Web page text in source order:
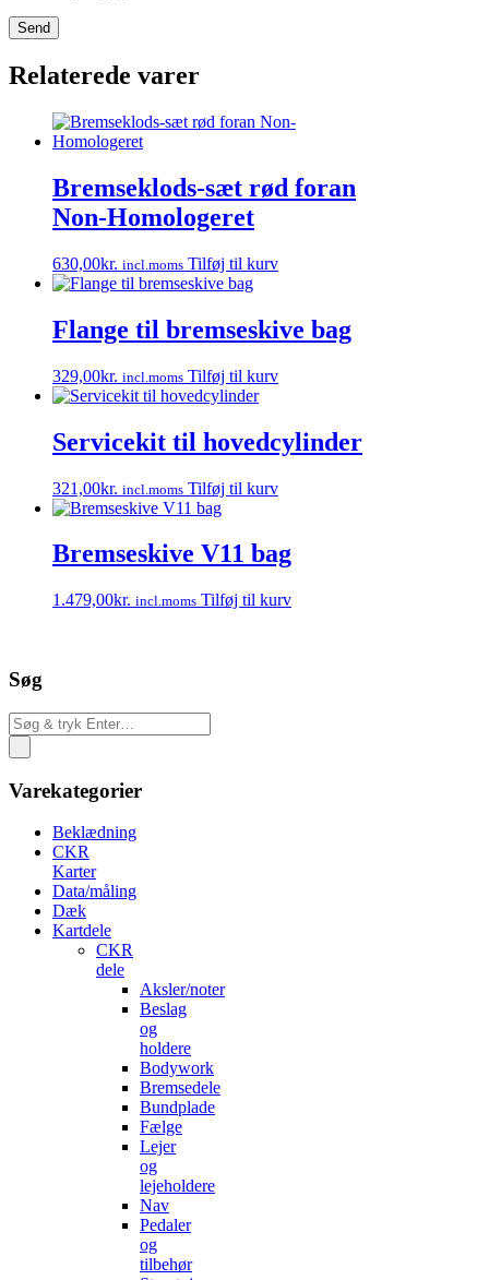
Relaterede varer
Bremseklods-sæt rød foran
Non-Homologeret
630,00kr. incl.moms Tilføj til kurv
Flange til bremseskive bag
329,00kr. incl.moms Tilføj til kurv
Servicekit til hovedcylinder
321,00kr. incl.moms Tilføj til kurv
Bremseskive V11 bag
1.479,00kr. incl.moms Tilføj til kurv
Søg
Varekategorier
Beklædning
CKR
Karter
Data/måling
Dæk
Kartdele
CKR
dele
Aksler/noter
Beslag
og
holdere
Bodywork
Bremsedele
Bundplade
Fælge
Lejer
og
lejeholdere
Nav
Pedaler
og
tilbehør